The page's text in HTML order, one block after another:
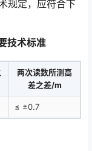
规定，应符合下
技术标准
两次读数所测高
差之差/m
≤ ±0.7